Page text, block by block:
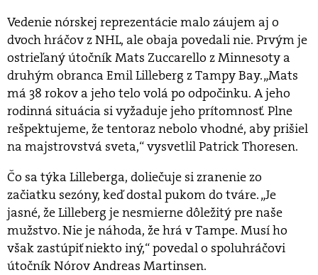
Vedenie nórskej reprezentácie malo záujem aj o
dvoch hráčov z NHL, ale obaja povedali nie. Prvým je
ostrieľaný útočník Mats Zuccarello z Minnesoty a
druhým obranca Emil Lilleberg z Tampy Bay. „Mats
má 38 rokov a jeho telo volá po odpočinku. A jeho
rodinná situácia si vyžaduje jeho prítomnosť. Plne
rešpektujeme, že tentoraz nebolo vhodné, aby prišiel
na majstrovstvá sveta,“ vysvetlil Patrick Thoresen.
Čo sa týka Lilleberga, doliečuje si zranenie zo
začiatku sezóny, keď dostal pukom do tváre. „Je
jasné, že Lilleberg je nesmierne dôležitý pre naše
mužstvo. Nie je náhoda, že hrá v Tampe. Musí ho
však zastúpiť niekto iný,“ povedal o spoluhráčovi
útočník Nórov Andreas Martinsen.